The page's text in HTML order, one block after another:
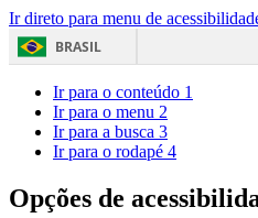
Ir direto para menu de
BRASIL
Ir para o conteúdo 1
Ir para o menu 2
Ir para a busca 3
Ir para o rodapé 4
Opções de